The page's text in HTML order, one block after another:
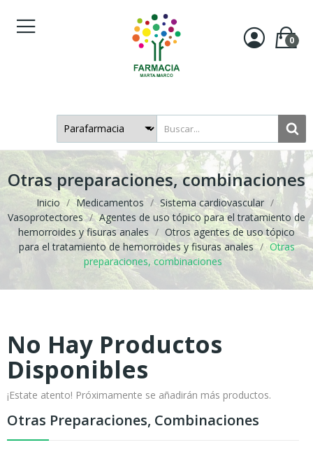
0
Otras preparaciones, combinaciones
Inicio Medicamentos
Sistema cardiovascular
Vasoprotectores
Agentes de uso tópico para el tratamiento de
hemorroides y fisuras anales
Otros agentes de uso tópico
para el tratamiento de hemorroides y fisuras anales
Otras
preparaciones, combinaciones
Otras Preparaciones, Combinaciones
No Hay Productos
Disponibles
¡Estate atento! Próximamente se añadirán más productos.